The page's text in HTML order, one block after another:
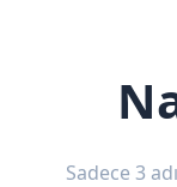
Sadece 3